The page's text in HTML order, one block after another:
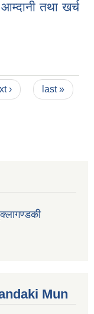
तथा खर्च
› last »
Mun